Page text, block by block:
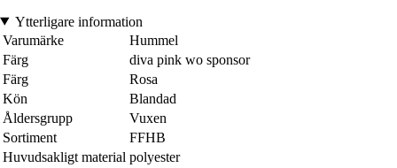
Ytterligare information
Varumärke
Hummel
Färg
diva pink wo sponsor
Färg
Rosa
Kön
Blandad
Åldersgrupp
Vuxen
Sortiment
FFHB
Huvudsakligt material polyester